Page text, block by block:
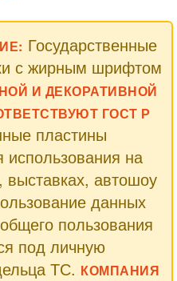
Государственные
с жирным шрифтом
И ДЕКОРАТИВНОЙ
ГОСТ Р
пластины
на
выставках, автошоу
данных
пользования
под личную
ТС. КОМПАНИЯ